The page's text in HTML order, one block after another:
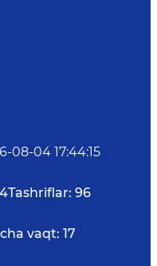
08-04 17:44:15
Tashriflar: 96
vaqt: 17